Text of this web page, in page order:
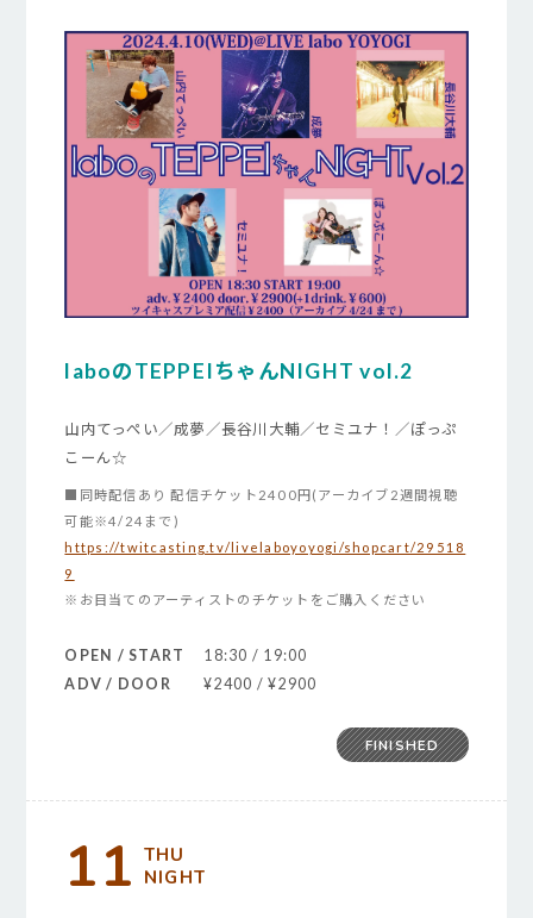
laboのTEPPEIちゃんNIGHT vol.2
山内てっぺい／成夢／長谷川大輔／セミユナ！／ぽっぷ
こーん☆
■同時配信あり 配信チケット2400円(アーカイブ2週間視聴
可能※4/24まで)
https://twitcasting.tv/livelaboyoyogi/shopcart/29518
9
※お目当てのアーティストのチケットをご購入ください
OPEN / START
18:30 / 19:00
ADV / DOOR
¥2400 / ¥2900
FINISHED
11 THU
NIGHT